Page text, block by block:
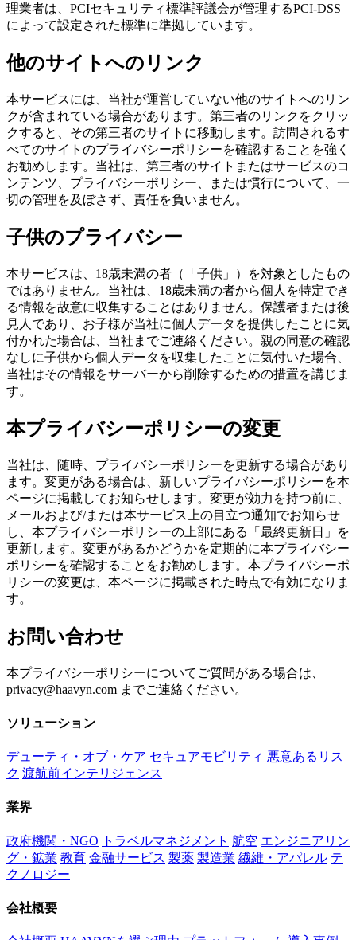
理業者は、PCIセキュリティ標準評議会が管理するPCI-DSS
によって設定された標準に準拠しています。
他のサイトへのリンク
本サービスには、当社が運営していない他のサイトへのリン
クが含まれている場合があります。第三者のリンクをクリッ
クすると、その第三者のサイトに移動します。訪問されるす
べてのサイトのプライバシーポリシーを確認することを強く
お勧めします。当社は、第三者のサイトまたはサービスのコ
ンテンツ、プライバシーポリシー、または慣行について、一
切の管理を及ぼさず、責任を負いません。
子供のプライバシー
本サービスは、18歳未満の者（「子供」）を対象としたもの
ではありません。当社は、18歳未満の者から個人を特定でき
る情報を故意に収集することはありません。保護者または後
見人であり、お子様が当社に個人データを提供したことに気
付かれた場合は、当社までご連絡ください。親の同意の確認
なしに子供から個人データを収集したことに気付いた場合、
当社はその情報をサーバーから削除するための措置を講じま
す。
本プライバシーポリシーの変更
当社は、随時、プライバシーポリシーを更新する場合があり
ます。変更がある場合は、新しいプライバシーポリシーを本
ページに掲載してお知らせします。変更が効力を持つ前に、
メールおよび/または本サービス上の目立つ通知でお知らせ
し、本プライバシーポリシーの上部にある「最終更新日」を
更新します。変更があるかどうかを定期的に本プライバシー
ポリシーを確認することをお勧めします。本プライバシーポ
リシーの変更は、本ページに掲載された時点で有効になりま
す。
お問い合わせ
本プライバシーポリシーについてご質問がある場合は、
privacy@haavyn.com までご連絡ください。
ソリューション
デューティ・オブ・ケア セキュアモビリティ 悪意あるリス
ク 渡航前インテリジェンス
業界
政府機関・NGO トラベルマネジメント 航空 エンジニアリン
グ・鉱業 教育 金融サービス 製薬 製造業 繊維・アパレル テ
クノロジー
会社概要